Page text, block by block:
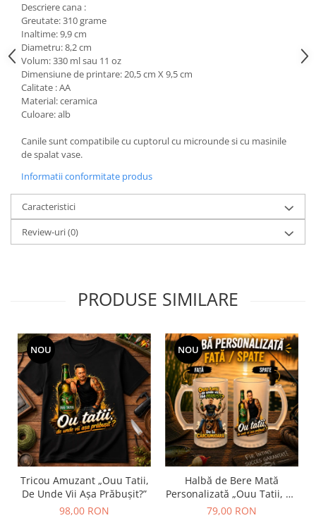
Descriere cana :
Greutate: 310 grame
Inaltime: 9,9 cm
Diametru: 8,2 cm
Volum: 330 ml sau 11 oz
Dimensiune de printare: 20,5 cm X 9,5 cm
Calitate : AA
Material: ceramica
Culoare: alb
Canile sunt compatibile cu cuptorul cu microunde si cu masinile
de spalat vase.
Informatii conformitate produs
Caracteristici
Review-uri(0)
PRODUSE SIMILARE
NOU
Tricou Amuzant „Ouu Tatii,
De Unde Vii Așa Prăbușit?”
98,00 RON
NOU
Halbă de Bere Mată
Personalizată „Ouu Tatii, De
Unde Vii Așa Prăbușit?”
79,00 RON